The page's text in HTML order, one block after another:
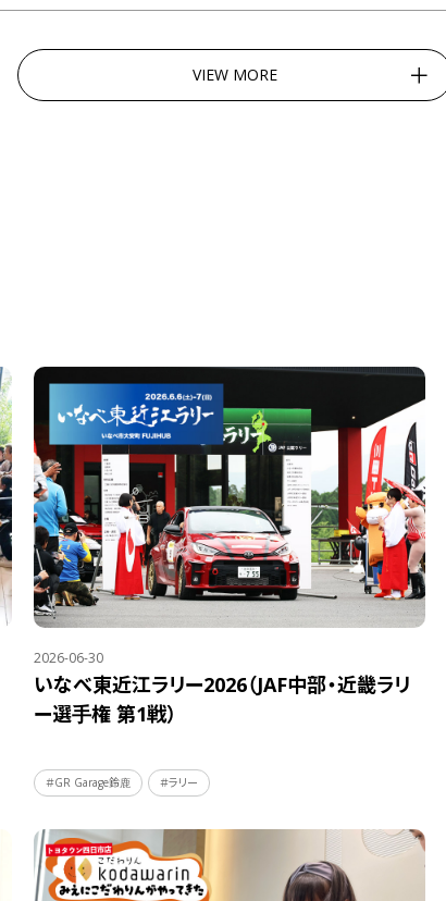
VIEW MORE
2026-06-30
いなべ東近江ラリー2026（JAF中部・近畿ラリ
ー選手権 第1戦）
＃GR Garage鈴鹿 ＃ラリー